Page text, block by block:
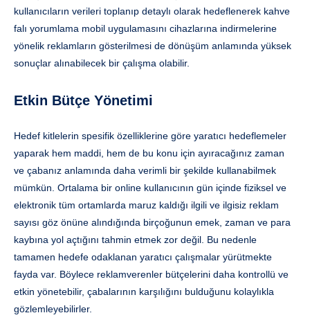
kullanıcıların verileri toplanıp detaylı olarak hedeflenerek kahve
falı yorumlama mobil uygulamasını cihazlarına indirmelerine
yönelik reklamların gösterilmesi de dönüşüm anlamında yüksek
sonuçlar alınabilecek bir çalışma olabilir.
Etkin Bütçe Yönetimi
Hedef kitlelerin spesifik özelliklerine göre yaratıcı hedeflemeler
yaparak hem maddi, hem de bu konu için ayıracağınız zaman
ve çabanız anlamında daha verimli bir şekilde kullanabilmek
mümkün. Ortalama bir online kullanıcının gün içinde fiziksel ve
elektronik tüm ortamlarda maruz kaldığı ilgili ve ilgisiz reklam
sayısı göz önüne alındığında birçoğunun emek, zaman ve para
kaybına yol açtığını tahmin etmek zor değil. Bu nedenle
tamamen hedefe odaklanan yaratıcı çalışmalar yürütmekte
fayda var. Böylece reklamverenler bütçelerini daha kontrollü ve
etkin yönetebilir, çabalarının karşılığını bulduğunu kolaylıkla
gözlemleyebilirler.